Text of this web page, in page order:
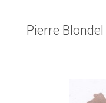
Pierre Blondel